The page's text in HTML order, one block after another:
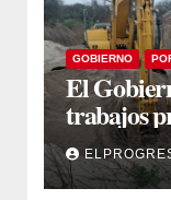
GOBIERNO
El
trabajos
Dulce y